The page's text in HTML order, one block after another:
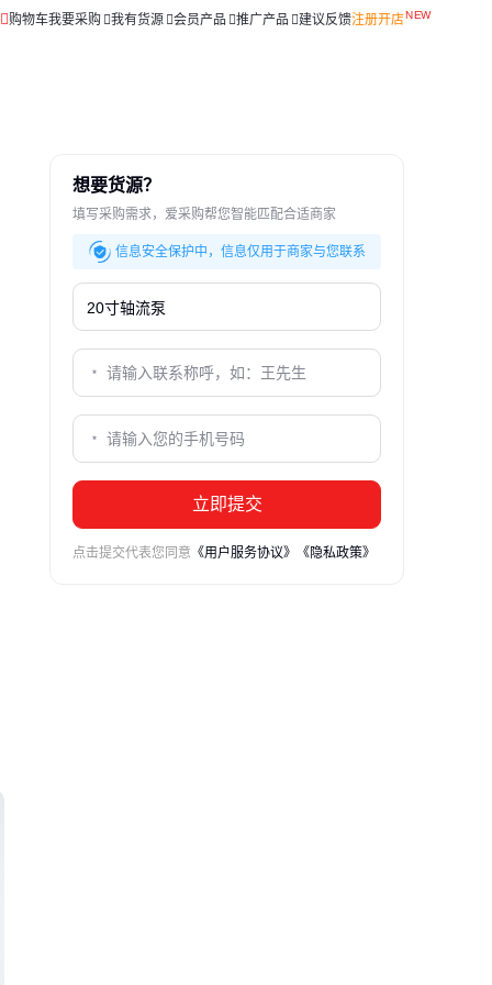
购物车我要采购 我有货源 会员产品 推广产品 建议反馈注册开店
想要货源？
填写采购需求，爱采购帮您智能匹配合适商家
信息安全保护中，信息仅用于商家与您联系
立即提交
点击提交代表您同意 《用户服务协议》 《隐私政策》